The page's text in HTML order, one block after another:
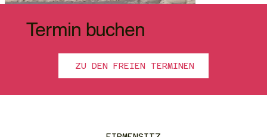
Termin buchen
ZU DEN FREIEN TERMINEN